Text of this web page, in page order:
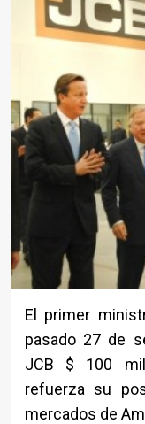
El primer
pasado 27 de
JCB $ 100
refuerza su
mercados de